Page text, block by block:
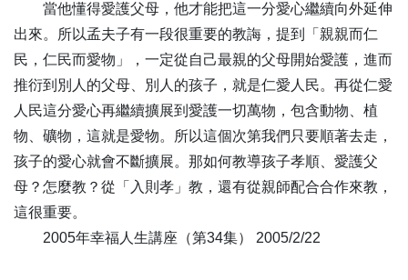
49
學佛是人生最高的享受-全1集
50
於時為春 萬物生長-全1集
51
一心稱名 皆得解脫-全1集
52
修普賢德 行普賢行-全1集
53
容貌顏色 如見所祭-全1集
54
以法潤世 猶如時雨-全1集
55
七佛之師 勝妙吉祥-全1集
56
天有春夏秋冬 人有仁義禮智-全1集
當他懂得愛護父母，他才能把這一分愛心繼續向外延伸
出來。所以孟夫子有一段很重要的教誨，提到「親親而仁
民，仁民而愛物」，一定從自己最親的父母開始愛護，進而
推衍到別人的父母、別人的孩子，就是仁愛人民。再從仁愛
人民這分愛心再繼續擴展到愛護一切萬物，包含動物、植
物、礦物，這就是愛物。所以這個次第我們只要順著去走，
孩子的愛心就會不斷擴展。那如何教導孩子孝順、愛護父
母？怎麼教？從「入則孝」教，還有從親師配合合作來教，
這很重要。
2005年幸福人生講座（第34集） 2005/2/22